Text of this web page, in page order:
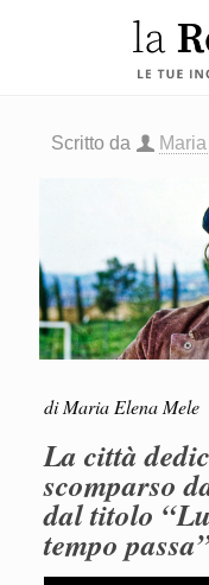
Scritto da
di Maria Elena Mele
La città
scomparso
dal titolo
tempo